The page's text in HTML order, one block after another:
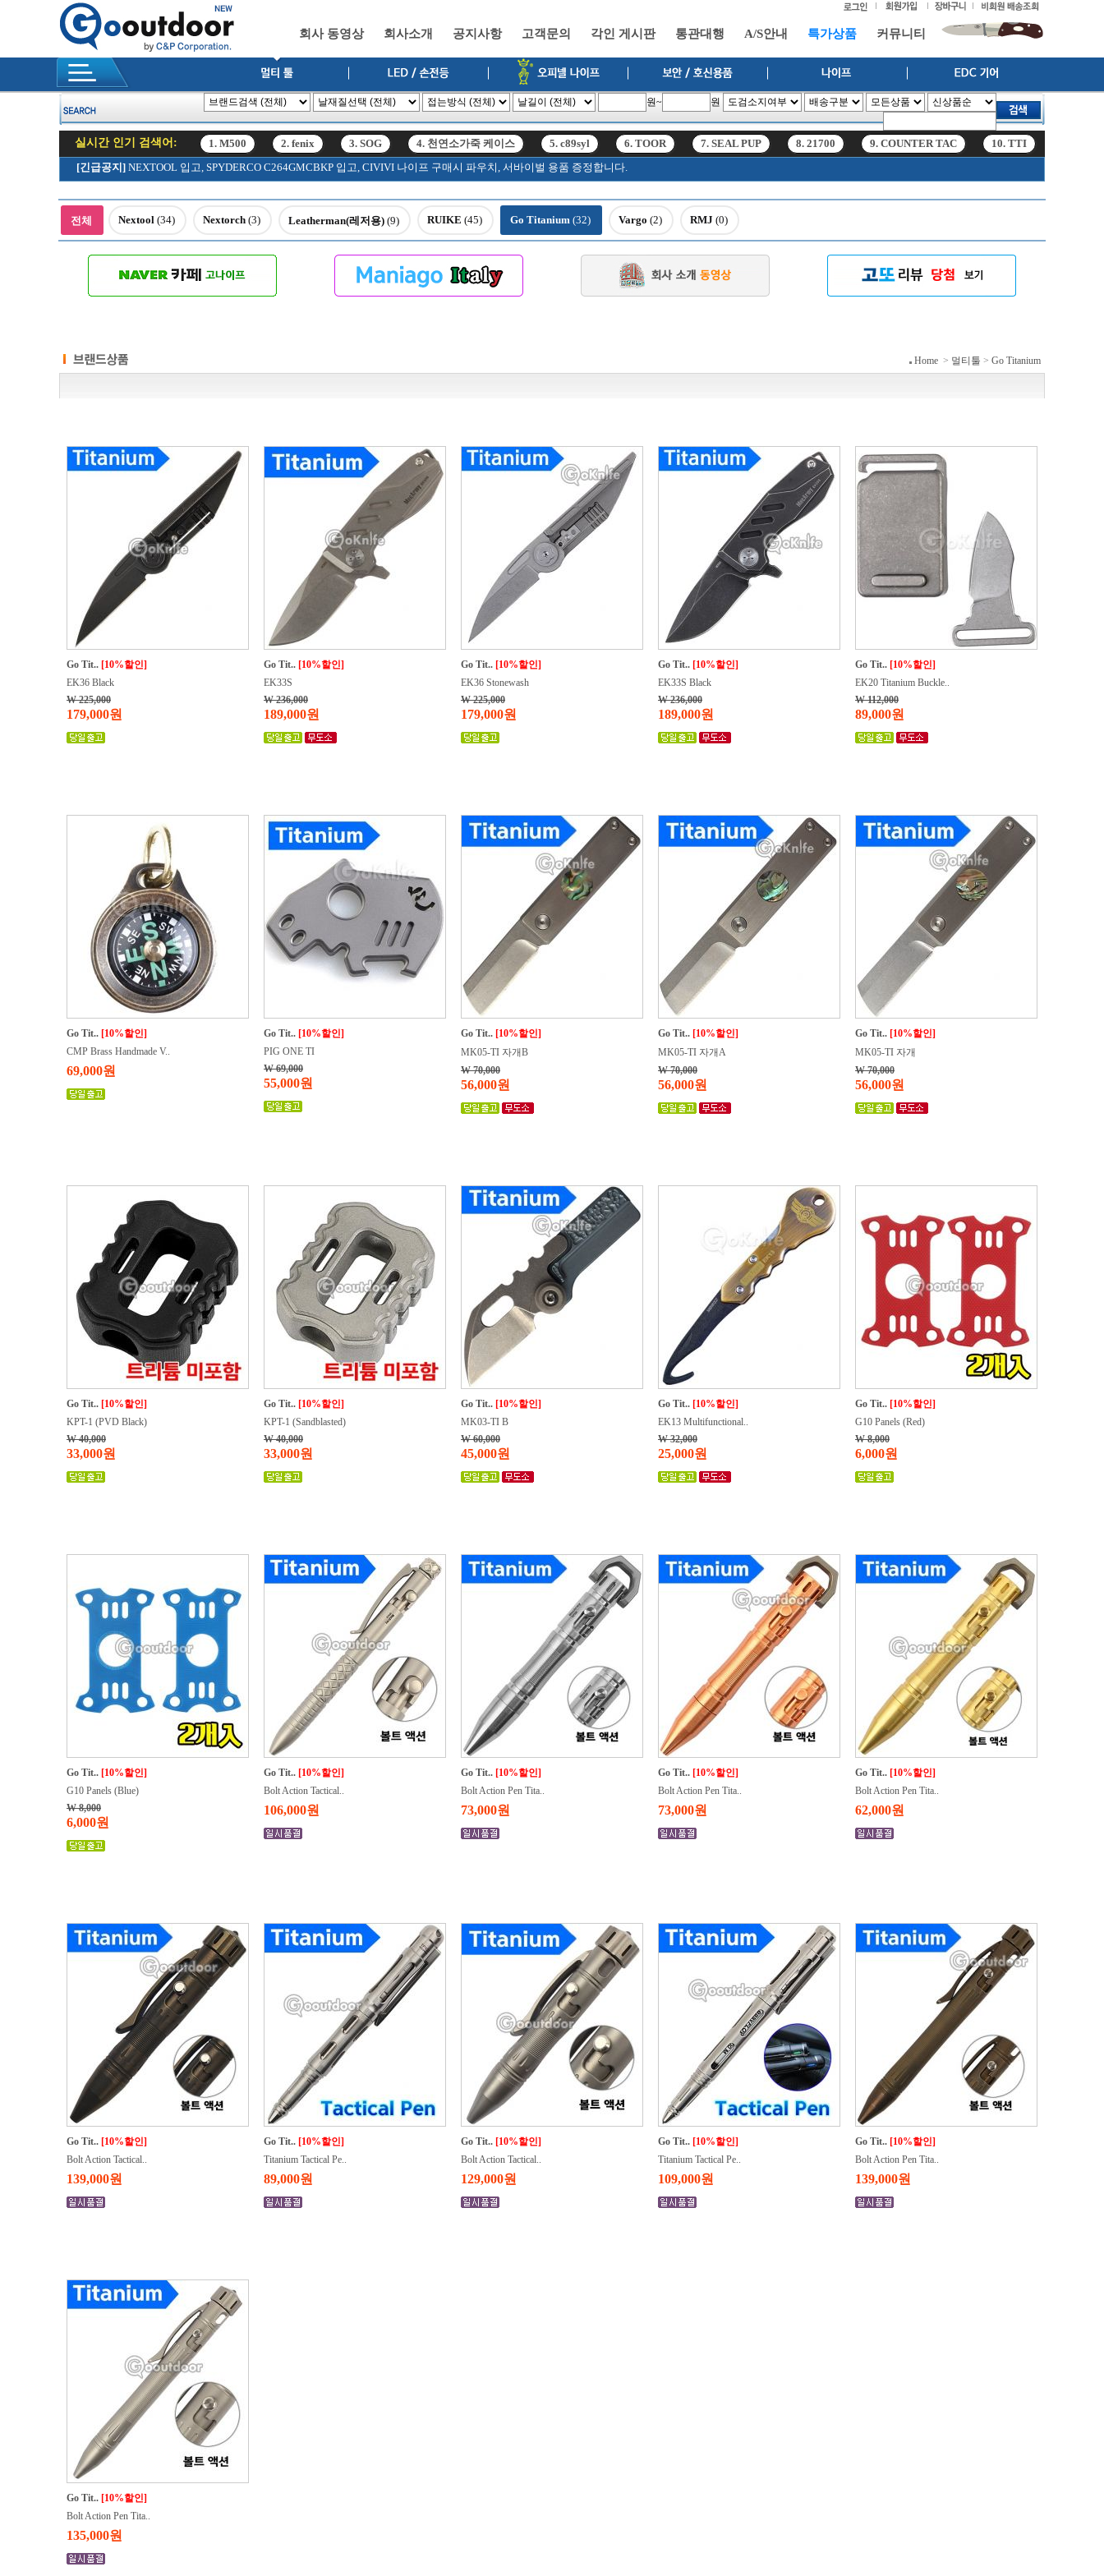
회사 동영상 회사소개 공지사항 고객문의 각인 게시판 통관대행 A/S안내 특가상품 커뮤니티
원~ 원
실시간 인기 검색어: 1. M500 2. fenix 3. SOG 4. 천연소가죽 케이스 5. c89syl 6. TOOR 7. SEAL PUP 8. 21700 9. COUNTER TAC 10. TTI
12. SRK
1. M500 2. fenix 3. SOG 4. 천연소가죽 케이스 5. c89syl 6. TOOR
[긴급공지] NEXTOOL 입고, SPYDERCO C264GMCBKP 입고, CIVIVI 나이프 구매시 파우치, 서바이벌 용품 증정합니다.
전체 Nextool (34) Nextorch (3) Leatherman(레저용) (9) RUIKE (45) Go Titanium (32) Vargo (2) RMJ (0)
Home > 멀티툴 > Go Titanium
Go Tit.. [10%할인]
EK36 Black
W 225,000
179,000원
Go Tit.. [10%할인]
EK33S
W 236,000
189,000원
Go Tit.. [10%할인]
EK36 Stonewash
W 225,000
179,000원
Go Tit.. [10%할인]
EK33S Black
W 236,000
189,000원
Go Tit.. [10%할인]
EK20 Titanium Buckle..
W 112,000
89,000원
Go Tit.. [10%할인]
CMP Brass Handmade V..
69,000원
Go Tit.. [10%할인]
PIG ONE TI
W 69,000
55,000원
Go Tit.. [10%할인]
MK05-TI 자개B
W 70,000
56,000원
Go Tit.. [10%할인]
MK05-TI 자개A
W 70,000
56,000원
Go Tit.. [10%할인]
MK05-TI 자개
W 70,000
56,000원
Go Tit.. [10%할인]
KPT-1 (PVD Black)
W 40,000
33,000원
Go Tit.. [10%할인]
KPT-1 (Sandblasted)
W 40,000
33,000원
Go Tit.. [10%할인]
MK03-TI B
W 60,000
45,000원
Go Tit.. [10%할인]
EK13 Multifunctional..
W 32,000
25,000원
Go Tit.. [10%할인]
G10 Panels (Red)
W 8,000
6,000원
Go Tit.. [10%할인]
G10 Panels (Blue)
W 8,000
6,000원
Go Tit.. [10%할인]
Bolt Action Tactical..
106,000원
Go Tit.. [10%할인]
Bolt Action Pen Tita..
73,000원
Go Tit.. [10%할인]
Bolt Action Pen Tita..
73,000원
Go Tit.. [10%할인]
Bolt Action Pen Tita..
62,000원
Go Tit.. [10%할인]
Bolt Action Tactical..
139,000원
Go Tit.. [10%할인]
Titanium Tactical Pe..
89,000원
Go Tit.. [10%할인]
Bolt Action Tactical..
129,000원
Go Tit.. [10%할인]
Titanium Tactical Pe..
109,000원
Go Tit.. [10%할인]
Bolt Action Pen Tita..
139,000원
Go Tit.. [10%할인]
Bolt Action Pen Tita..
135,000원